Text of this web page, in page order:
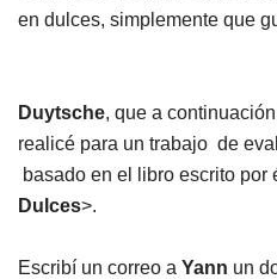
en dulces, simplemente que
Duytsche, que a
realicé para un trabajo de
basado en el libro escrito por
Dulces>.
Escribí un correo a Yann un